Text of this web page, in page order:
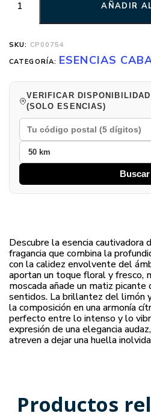
AÑADIR
SKU: CP00754
CATEGORÍA: ESENCIAS
VERIFICAR
(SOLO ESENCIAS)
Buscar
Descubre la esencia cautivadora
fragancia que combina la
con la calidez envolvente del
aportan un toque floral y fresco,
moscada añade un matiz
sentidos. La brillantez del limón
la composición en una armonía
perfecto entre lo intenso y lo
expresión de una elegancia
atreven a dejar una huella
Productos